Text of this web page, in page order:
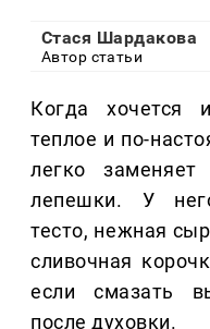
Стася Шардакова
Автор статьи
Когда хочется
теплое и по-
легко
лепешки. У
тесто, нежная
сливочная
если смазать
после духовки.